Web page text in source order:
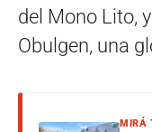
del Mono Lito,
Obulgen, una
MIRÁ